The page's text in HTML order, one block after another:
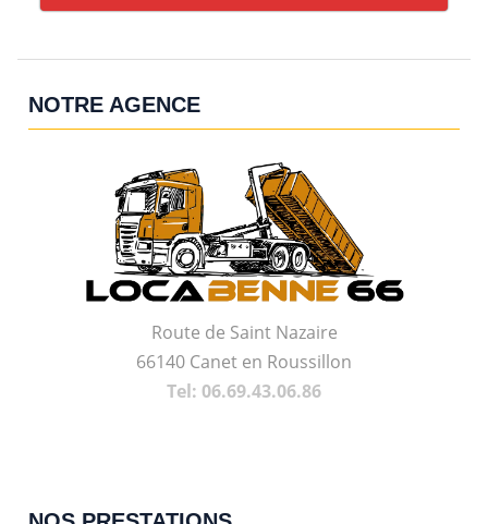
NOTRE AGENCE
Route de Saint Nazaire
66140 Canet en Roussillon
Tel: 06.69.43.06.86